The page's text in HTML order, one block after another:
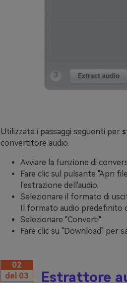
Utilizzate i passaggi seguenti per
convertitore audio.
Avviare la funzione di
Fare clic sul pulsante "Apri
l'estrazione dell'audio.
Selezionare il formato di
Il formato audio predefinito
Selezionare "Converti".
Fare clic su "Download" per
02
del 03
Estrattore